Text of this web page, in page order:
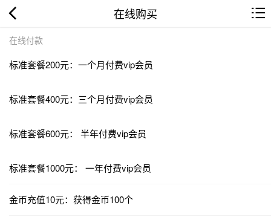
在线购买
在线付款
标准套餐200元：一个月付费vip会员
标准套餐400元：三个月付费vip会员
标准套餐600元： 半年付费vip会员
标准套餐1000元： 一年付费vip会员
金币充值10元：获得金币100个